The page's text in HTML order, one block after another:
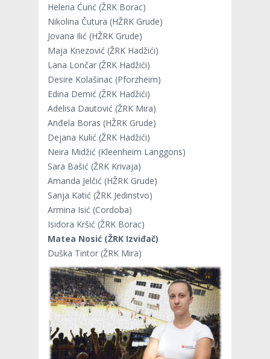
Helena Ćurić (ŽRK Borac)
Nikolina Čutura (HŽRK Grude)
Jovana Ilić (HŽRK Grude)
Maja Knezović (ŽRK Hadžići)
Lana Lončar (ŽRK Hadžići)
Desire Kolašinac (Pforzheim)
Edina Demić (ŽRK Hadžići)
Adelisa Dautović (ŽRK Mira)
Anđela Boras (HŽRK Grude)
Dejana Kulić (ŽRK Hadžići)
Neira Midžić (Kleenheim Langgons)
Sara Bašić (ŽRK Krivaja)
Amanda Jelčić (HŽRK Grude)
Sanja Katić (ŽRK Jedinstvo)
Armina Isić (Cordoba)
Isidora Kršić (ŽRK Borac)
Matea Nosić (ŽRK Izviđač)
Duška Tintor (ŽRK Mira)